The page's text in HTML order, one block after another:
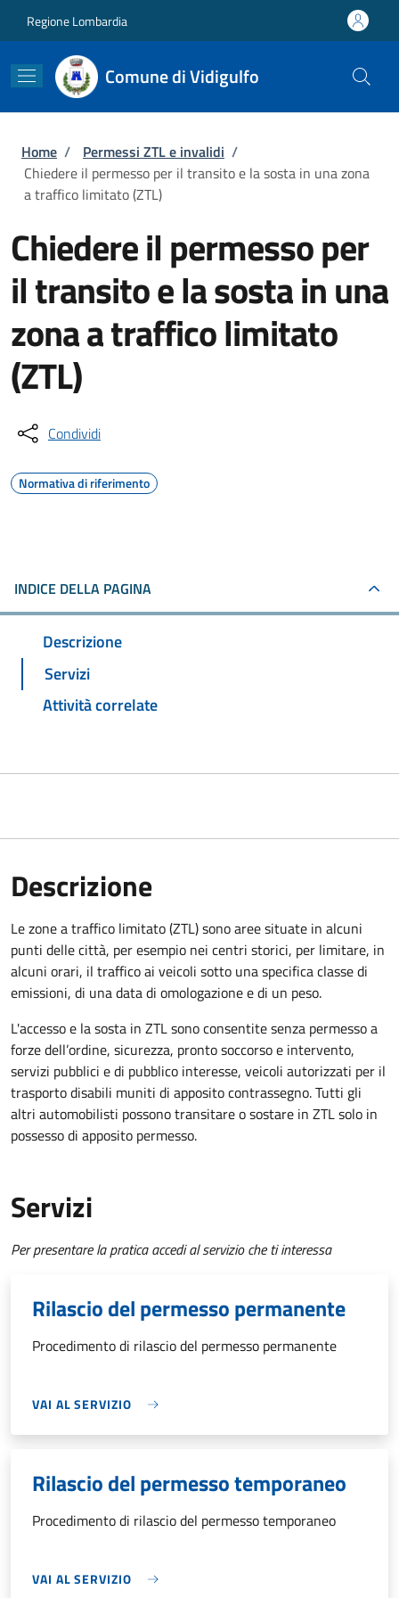
Regione Lombardia
Comune di Vidigulfo
Briciole di pane
Home / Permessi ZTL e invalidi /
Chiedere il permesso per il transito e la sosta in una zona
a traffico limitato (ZTL)
Chiedere il permesso per
il transito e la sosta in una
zona a traffico limitato
(ZTL)
Condividi
Normativa di riferimento
INDICE DELLA PAGINA
Descrizione
Servizi
Attività correlate
Descrizione
Le zone a traffico limitato (ZTL) sono aree situate in alcuni
punti delle città, per esempio nei centri storici, per limitare, in
alcuni orari, il traffico ai veicoli sotto una specifica classe di
emissioni, di una data di omologazione e di un peso.
L'accesso e la sosta in ZTL sono consentite senza permesso a
forze dell’ordine, sicurezza, pronto soccorso e intervento,
servizi pubblici e di pubblico interesse, veicoli autorizzati per il
trasporto disabili muniti di apposito contrassegno. Tutti gli
altri automobilisti possono transitare o sostare in ZTL solo in
possesso di apposito permesso.
Servizi
Per presentare la pratica accedi al servizio che ti interessa
Rilascio del permesso permanente
Procedimento di rilascio del permesso permanente
VAI AL SERVIZIO
Rilascio del permesso temporaneo
Procedimento di rilascio del permesso temporaneo
VAI AL SERVIZIO